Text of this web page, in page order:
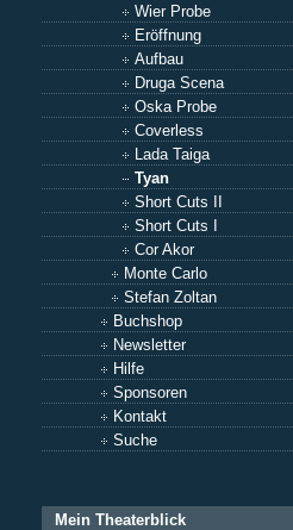
Wier Probe
Eröffnung
Aufbau
Druga Scena
Oska Probe
Coverless
Lada Taiga
Tyan
Short Cuts II
Short Cuts I
Cor Akor
Monte Carlo
Stefan Zoltan
Buchshop
Newsletter
Hilfe
Sponsoren
Kontakt
Suche
Mein Theaterblick